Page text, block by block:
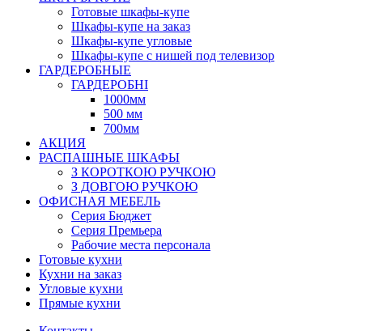
Готовые шкафы-купе
Шкафы-купе на заказ
Шкафы-купе угловые
Шкафы-купе с нишей под телевизор
ГАРДЕРОБНЫЕ
ГАРДЕРОБНІ
1000мм
500 мм
700мм
АКЦИЯ
РАСПАШНЫЕ ШКАФЫ
З КОРОТКОЮ РУЧКОЮ
З ДОВГОЮ РУЧКОЮ
ОФИСНАЯ МЕБЕЛЬ
Серия Бюджет
Серия Премьера
Рабочие места персонала
Готовые кухни
Кухни на заказ
Угловые кухни
Прямые кухни